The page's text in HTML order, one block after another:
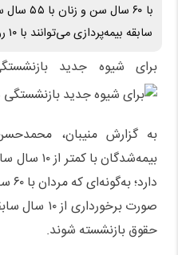
سابقه بیمه‌پردازی می‌توانند با ۱۰ روز حقوق
برای شیوه جدید بازنشستگی در
به گزارش منیبان،
حقوق بازنشسته شوند.